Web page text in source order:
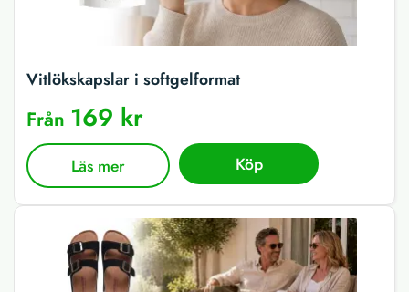
Vitlökskapslar i softgelformat
Från 169 kr
Läs mer Köp